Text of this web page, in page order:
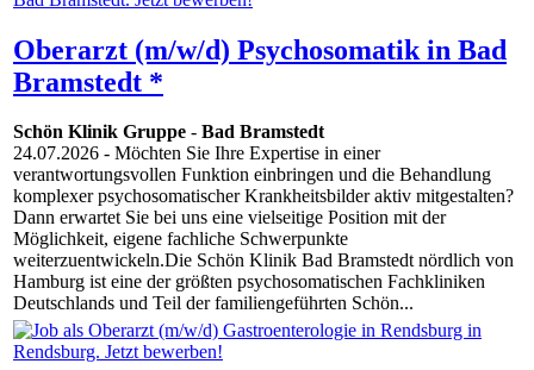
Oberarzt (m/w/d) Psychosomatik in Bad
Bramstedt *
Schön Klinik Gruppe - Bad Bramstedt
24.07.2026 - Möchten Sie Ihre Expertise in einer
verantwortungsvollen Funktion einbringen und die Behandlung
komplexer psychosomatischer Krankheitsbilder aktiv mitgestalten?
Dann erwartet Sie bei uns eine vielseitige Position mit der
Möglichkeit, eigene fachliche Schwerpunkte
weiterzuentwickeln.Die Schön Klinik Bad Bramstedt nördlich von
Hamburg ist eine der größten psychosomatischen Fachkliniken
Deutschlands und Teil der familiengeführten Schön...